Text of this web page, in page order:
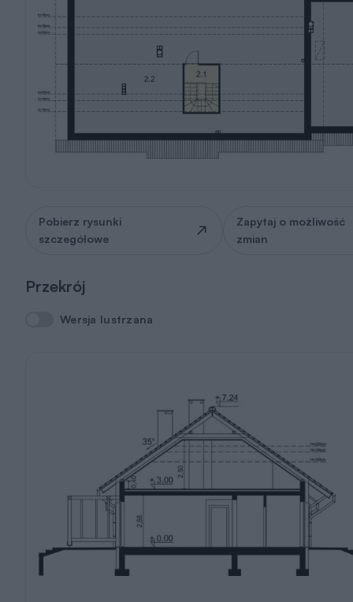
Pobierz rysunki
szczegółowe
Zapytaj o możliwość
zmian
Przekrój
Wersja lustrzana
Wersja lustrzana